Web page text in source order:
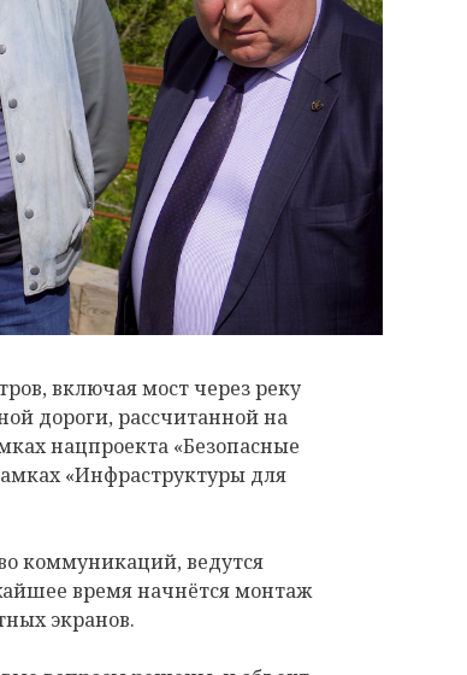
включая мост через реку
дороги, рассчитанной на
нацпроекта «Безопасные
«Инфраструктуры для
коммуникаций, ведутся
время начнётся монтаж
экранов.